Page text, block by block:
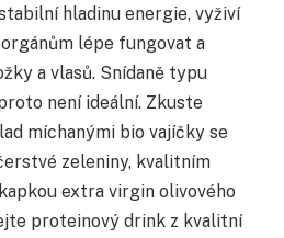
hladinu energie, vyživí
lépe fungovat a
a vlasů. Snídaně typu
není ideální. Zkuste
míchanými bio vajíčky se
zeleniny, kvalitním
extra virgin olivového
proteinový drink z kvalitní